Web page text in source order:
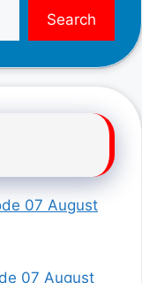
Search
07 August
07 August